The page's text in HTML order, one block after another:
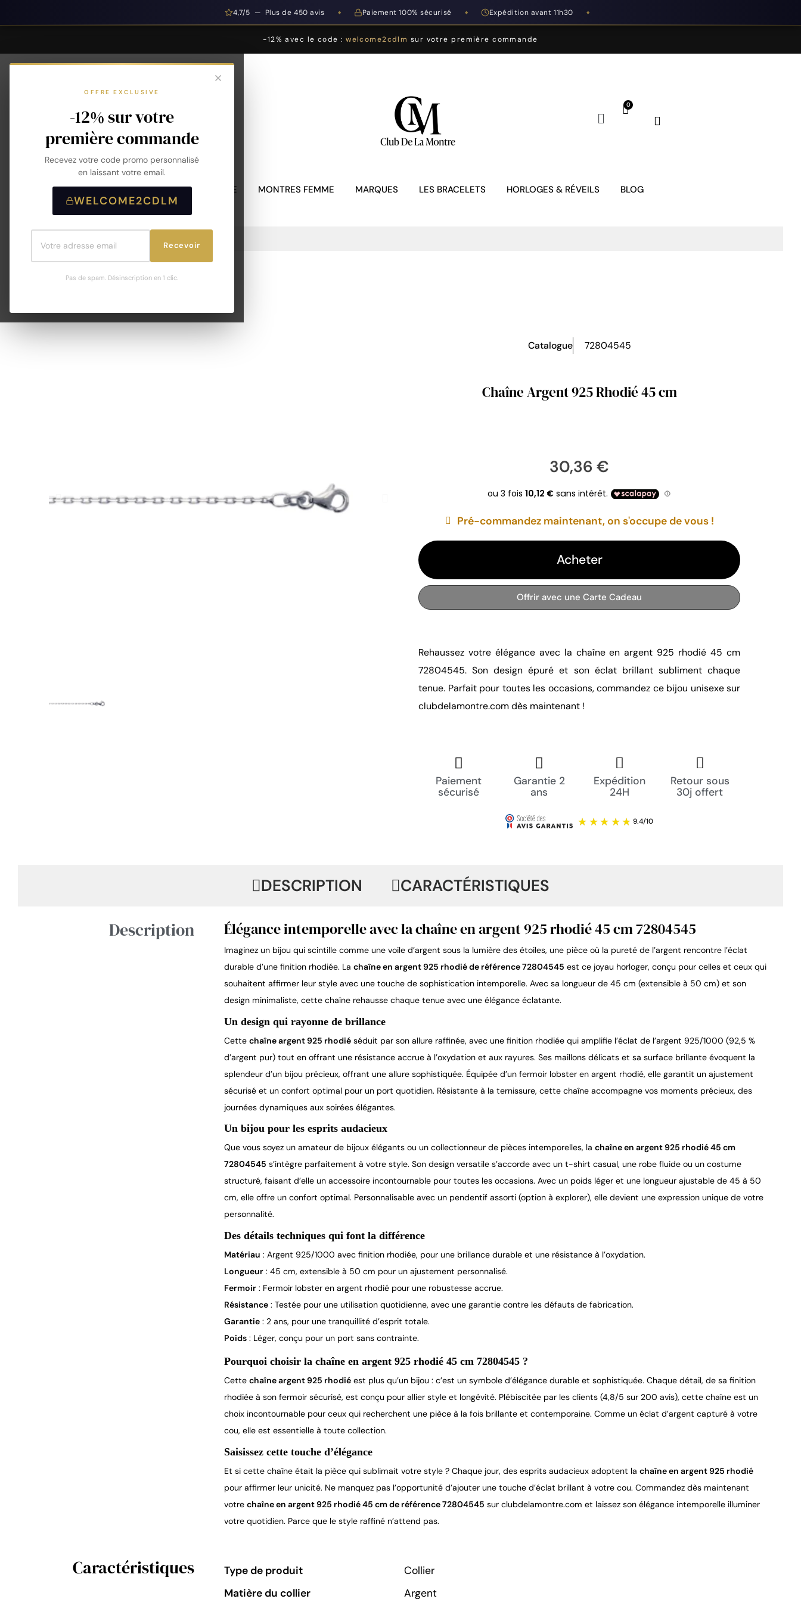
4,7/5 — Plus de 450 avis ◆ Paiement 100% sécurisé ◆ Expédition avant 11h30 ◆
-12% avec le code :welcome2cdlm sur votre première commande
OFFRE EXCLUSIVE
-12% sur votre
première commande
Recevez votre code promo personnalisé
en laissant votre email.
WELCOME2CDLM
Recevoir
Pas de spam. Désinscription en 1 clic.
MONTRES HOMME MONTRES FEMME MARQUES LES BRACELETS HORLOGES & RÉVEILS BLOG
Accueil Chaîne Argent 925 Rhodié 45 Cm
Catalogue 72804545
Chaîne Argent 925 Rhodié 45 cm
30,36 €
Pré-commandez maintenant, on s'occupe de vous !
Acheter
Offrir avec une Carte Cadeau
Rehaussez votre élégance avec la chaîne en argent 925 rhodié 45 cm
72804545. Son design épuré et son éclat brillant subliment chaque
tenue. Parfait pour toutes les occasions, commandez ce bijou unisexe sur
clubdelamontre.com dès maintenant !
Paiement
sécurisé
Garantie 2
ans
Expédition
24H
Retour sous
30j offert
9.4/10
DESCRIPTION CARACTÉRISTIQUES
Description Élégance intemporelle avec la chaîne en argent 925 rhodié 45 cm 72804545
Imaginez un bijou qui scintille comme une voile d’argent sous la lumière des étoiles, une pièce où la pureté de l’argent rencontre l’éclat
durable d’une finition rhodiée. La chaîne en argent 925 rhodié de référence 72804545 est ce joyau horloger, conçu pour celles et ceux qui
souhaitent affirmer leur style avec une touche de sophistication intemporelle. Avec sa longueur de 45 cm (extensible à 50 cm) et son
design minimaliste, cette chaîne rehausse chaque tenue avec une élégance éclatante.
Un design qui rayonne de brillance
Cette chaîne argent 925 rhodié séduit par son allure raffinée, avec une finition rhodiée qui amplifie l’éclat de l’argent 925/1000 (92,5 %
d’argent pur) tout en offrant une résistance accrue à l’oxydation et aux rayures. Ses maillons délicats et sa surface brillante évoquent la
splendeur d’un bijou précieux, offrant une allure sophistiquée. Équipée d’un fermoir lobster en argent rhodié, elle garantit un ajustement
sécurisé et un confort optimal pour un port quotidien. Résistante à la ternissure, cette chaîne accompagne vos moments précieux, des
journées dynamiques aux soirées élégantes.
Un bijou pour les esprits audacieux
Que vous soyez un amateur de bijoux élégants ou un collectionneur de pièces intemporelles, la chaîne en argent 925 rhodié 45 cm
72804545 s’intègre parfaitement à votre style. Son design versatile s’accorde avec un t-shirt casual, une robe fluide ou un costume
structuré, faisant d’elle un accessoire incontournable pour toutes les occasions. Avec un poids léger et une longueur ajustable de 45 à 50
cm, elle offre un confort optimal. Personnalisable avec un pendentif assorti (option à explorer), elle devient une expression unique de votre
personnalité.
Des détails techniques qui font la différence
Matériau : Argent 925/1000 avec finition rhodiée, pour une brillance durable et une résistance à l’oxydation.
Longueur : 45 cm, extensible à 50 cm pour un ajustement personnalisé.
Fermoir : Fermoir lobster en argent rhodié pour une robustesse accrue.
Résistance : Testée pour une utilisation quotidienne, avec une garantie contre les défauts de fabrication.
Garantie : 2 ans, pour une tranquillité d’esprit totale.
Poids : Léger, conçu pour un port sans contrainte.
Pourquoi choisir la chaîne en argent 925 rhodié 45 cm 72804545 ?
Cette chaîne argent 925 rhodié est plus qu’un bijou : c’est un symbole d’élégance durable et sophistiquée. Chaque détail, de sa finition
rhodiée à son fermoir sécurisé, est conçu pour allier style et longévité. Plébiscitée par les clients (4,8/5 sur 200 avis), cette chaîne est un
choix incontournable pour ceux qui recherchent une pièce à la fois brillante et contemporaine. Comme un éclat d’argent capturé à votre
cou, elle est essentielle à toute collection.
Saisissez cette touche d’élégance
Et si cette chaîne était la pièce qui sublimait votre style ? Chaque jour, des esprits audacieux adoptent la chaîne en argent 925 rhodié
pour affirmer leur unicité. Ne manquez pas l’opportunité d’ajouter une touche d’éclat brillant à votre cou. Commandez dès maintenant
votre chaîne en argent 925 rhodié 45 cm de référence 72804545 sur clubdelamontre.com et laissez son élégance intemporelle illuminer
votre quotidien. Parce que le style raffiné n’attend pas.
Caractéristiques Type de produit
Collier
Matière du collier
Argent